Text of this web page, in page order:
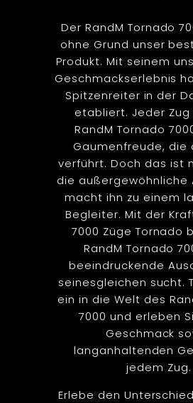
Der RandM Tornado
ohne Grund unser
Produkt. Mit seinem
Geschmackserlebnis
Spitzenreiter in der
etabliert. Jeder
RandM Tornado
Gaumenfreude, die
verführt. Doch das ist
die außergewöhnliche
macht ihn zu einem
Begleiter. Mit der
7000 Züge Tornado
RandM Tornado
beeindruckende
seinesgleichen sucht.
ein in die Welt des
7000 und erleben
Geschmack
langanhaltenden
jedem Zug.
Erlebe den